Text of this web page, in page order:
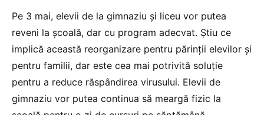
Pe 3 mai, elevii de la gimnaziu și liceu vor putea
reveni la școală, dar cu program adecvat. Știu ce
implică această reorganizare pentru părinții elevilor și
pentru familii, dar este cea mai potrivită soluție
pentru a reduce răspândirea virusului. Elevii de
gimnaziu vor putea continua să meargă fizic la